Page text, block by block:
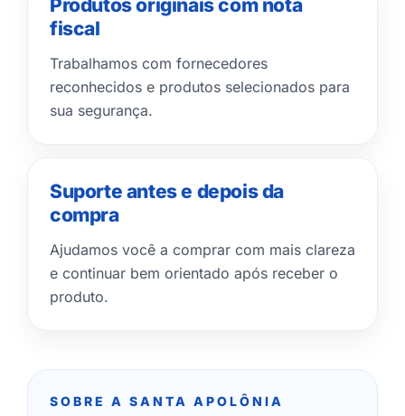
Produtos originais com nota
fiscal
Trabalhamos com fornecedores
reconhecidos e produtos selecionados para
sua segurança.
Suporte antes e depois da
compra
Ajudamos você a comprar com mais clareza
e continuar bem orientado após receber o
produto.
SOBRE A SANTA APOLÔNIA